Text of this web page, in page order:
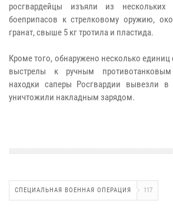
росгвардейцы изъяли из
боеприпасов к стрелковому оружию,
гранат, свыше 5 кг тротила и пластида.
Кроме того, обнаружено несколько единиц
выстрелы к ручным
находки саперы Росгвардии вывезли
уничтожили накладным зарядом.
СПЕЦИАЛЬНАЯ ВОЕННАЯ ОПЕРАЦИЯ 117